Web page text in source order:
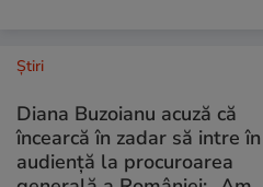
Ştiri
Diana Buzoianu acuză că
încearcă în zadar să intre în
audiență la procuroarea